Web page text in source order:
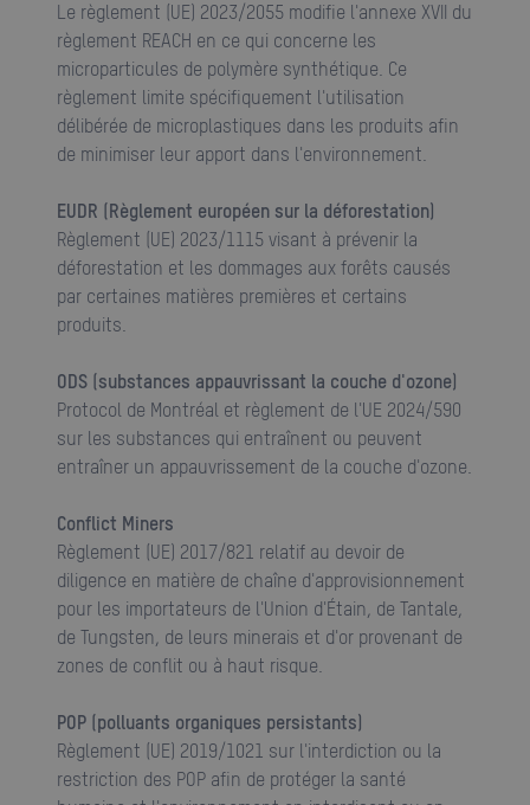
Le règlement (UE) 2023/2055 modifie l'annexe XVII du
règlement REACH en ce qui concerne les
microparticules de polymère synthétique. Ce
règlement limite spécifiquement l'utilisation
délibérée de microplastiques dans les produits afin
de minimiser leur apport dans l'environnement.
EUDR (Règlement européen sur la déforestation)
Règlement (UE) 2023/1115 visant à prévenir la
déforestation et les dommages aux forêts causés
par certaines matières premières et certains
produits.
ODS (substances appauvrissant la couche d'ozone)
Protocol de Montréal et règlement de l'UE 2024/590
sur les substances qui entraînent ou peuvent
entraîner un appauvrissement de la couche d'ozone.
Conflict Miners
Règlement (UE) 2017/821 relatif au devoir de
diligence en matière de chaîne d'approvisionnement
pour les importateurs de l'Union d'Étain, de Tantale,
de Tungsten, de leurs minerais et d'or provenant de
zones de conflit ou à haut risque.
POP (polluants organiques persistants)
Règlement (UE) 2019/1021 sur l'interdiction ou la
restriction des POP afin de protéger la santé